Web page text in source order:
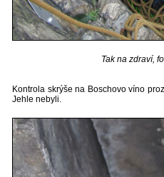
Tak na zdraví,
Kontrola skrýše na Boschovo víno
Jehle nebyli.